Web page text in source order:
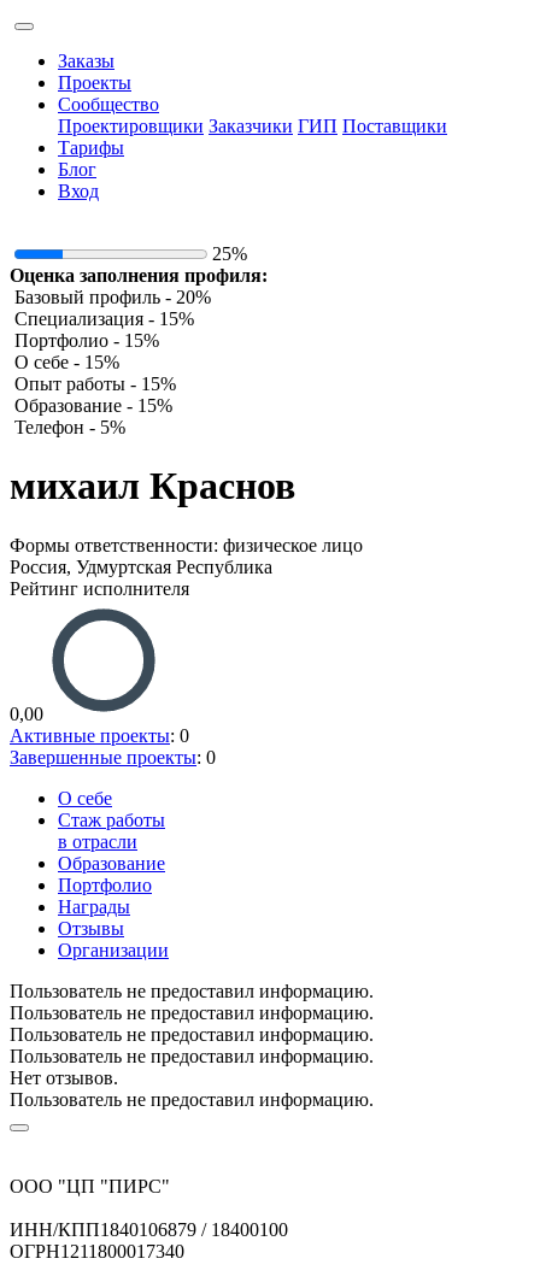
Заказы
Проекты
Сообщество
Проектировщики Заказчики ГИП Поставщики
Тарифы
Блог
Вход
25%
Оценка заполнения профиля:
Базовый профиль - 20%
Специализация - 15%
Портфолио - 15%
О себе - 15%
Опыт работы - 15%
Образование - 15%
Телефон - 5%
михаил Краснов
Формы ответственности: физическое лицо
Россия, Удмуртская Республика
Рейтинг исполнителя
0,00
Активные проекты: 0
Завершенные проекты: 0
О себе
Стаж работы
в отрасли
Образование
Портфолио
Награды
Отзывы
Организации
Пользователь не предоставил информацию.
Пользователь не предоставил информацию.
Пользователь не предоставил информацию.
Пользователь не предоставил информацию.
Нет отзывов.
Пользователь не предоставил информацию.
ООО "ЦП "ПИРС"
ИНН/КПП1840106879 / 18400100
ОГРН1211800017340